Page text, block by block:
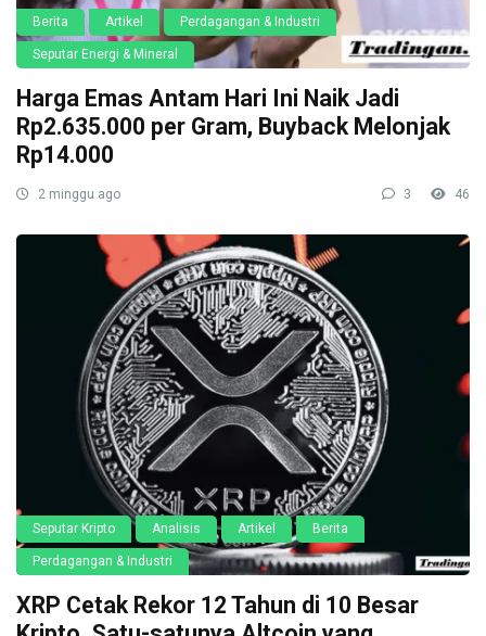
Berita Artikel Perdagangan & Industri
Seputar Energi & Mineral
Harga Emas Antam Hari Ini Naik Jadi
Rp2.635.000 per Gram, Buyback Melonjak
Rp14.000
2 minggu ago 3 46
Seputar Kripto Analisis Artikel Berita
Perdagangan & Industri
XRP Cetak Rekor 12 Tahun di 10 Besar